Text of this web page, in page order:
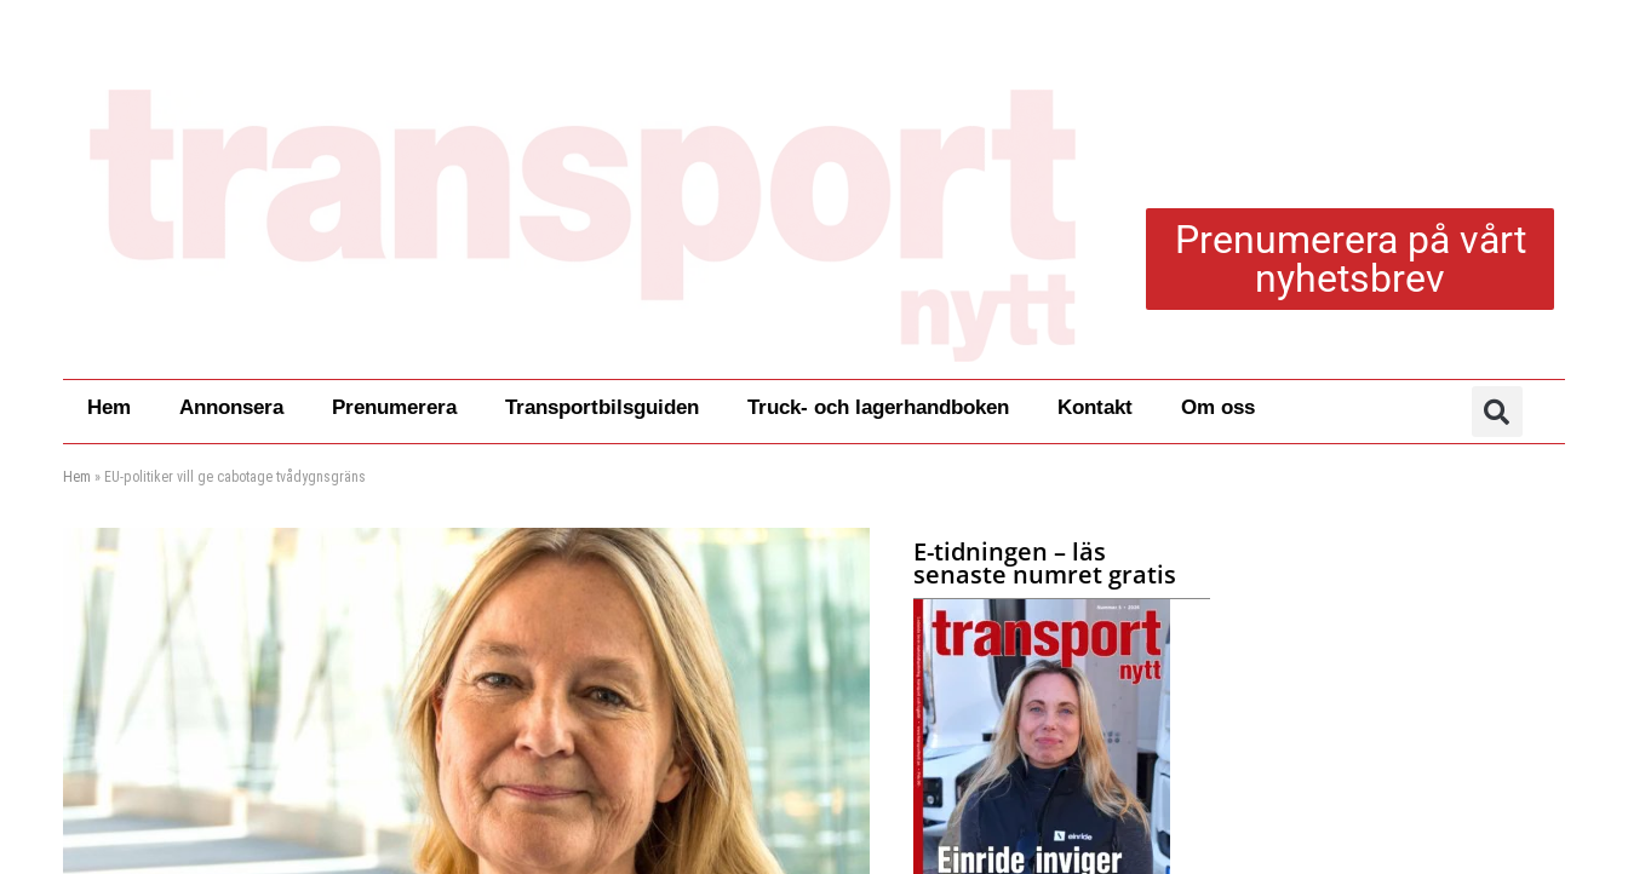
Prenumerera på vårt
nyhetsbrev
Hem Annonsera Prenumerera Transportbilsguiden Truck- och lagerhandboken Kontakt Om oss
Hem » EU-politiker vill ge cabotage tvådygnsgräns
E-tidningen – läs
senaste numret gratis